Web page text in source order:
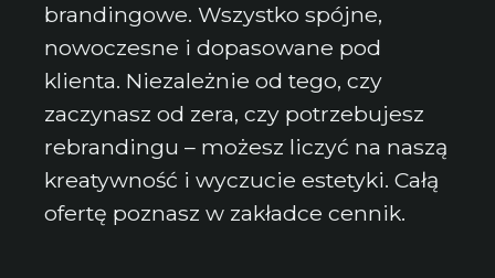
brandingowe. Wszystko spójne,
nowoczesne i dopasowane pod
klienta. Niezależnie od tego, czy
zaczynasz od zera, czy potrzebujesz
rebrandingu – możesz liczyć na naszą
kreatywność i wyczucie estetyki. Całą
ofertę poznasz w zakładce cennik.